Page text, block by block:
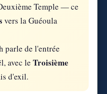
Temple — ce
vers la Guéoula
parle de l'entrée
avec le Troisième
d'exil.